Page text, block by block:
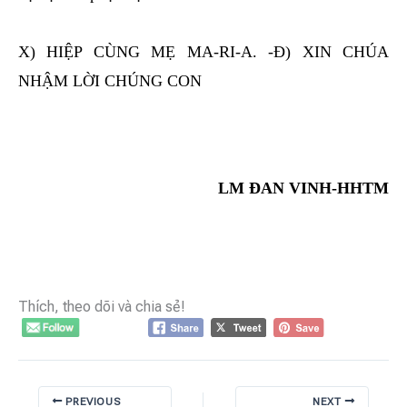
X) HIỆP CÙNG MẸ MA-RI-A. -Đ) XIN CHÚA
NHẬM LỜI CHÚNG CON
LM ĐAN VINH-HHTM
Thích, theo dõi và chia sẻ!
PREVIOUS NEXT